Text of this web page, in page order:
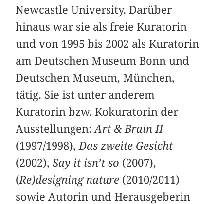
Newcastle University. Darüber
hinaus war sie als freie Kuratorin
und von 1995 bis 2002 als Kuratorin
am Deutschen Museum Bonn und
Deutschen Museum, München,
tätig. Sie ist unter anderem
Kuratorin bzw. Kokuratorin der
Ausstellungen:Art & Brain II
(1997/1998),Das zweite Gesicht
(2002),Say it isn’t so (2007),
(Re)designing nature (2010/2011)
sowie Autorin und Herausgeberin